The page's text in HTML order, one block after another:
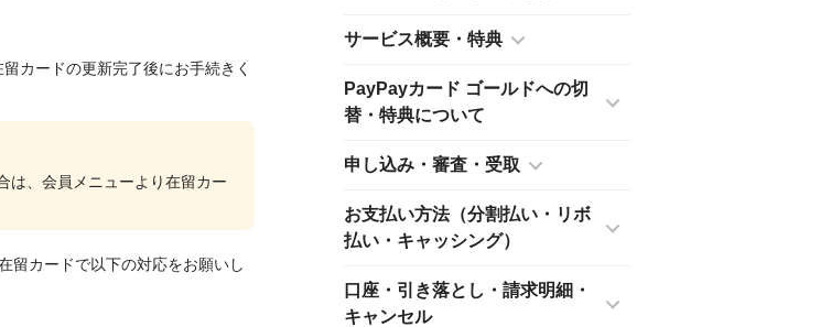
カードの更新完了後にお手続きく
は、会員メニューより在留カー
留カードで以下の対応をお願いし
サービス概要・特典
PayPayカード ゴールドへの切
替・特典について
申し込み・審査・受取
お支払い方法（分割払い・リボ
払い・キャッシング）
口座・引き落とし・請求明細・
キャンセル